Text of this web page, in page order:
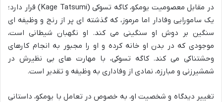
در مقابل معصومیت یومکو، کاگه تسوکی (Kage Tatsumi) قرار دارد؛
یک سامورایی وفادار اما مرموز، که گذشته ای پر از رنج و وظیفه ای
سنگین بر دوش او سنگینی می کند. او نگهبان شیطانی است،
موجودی که در بدن او خانه کرده و او را مجبور به انجام کارهای
وحشتناکی می کند. کاگه تسوکی، با مهارت های بی نظیرش در
شمشیرزنی و مبارزه، نمادی از وفاداری به وظیفه و تقدیر است.
تغییر دیدگاه و شخصیت او، به خصوص در تعامل با یومکو، داستانی